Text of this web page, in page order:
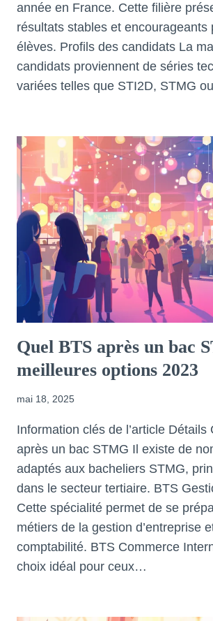
année en France. Cette filière
résultats stables et encourageants
élèves. Profils des candidats La
candidats proviennent de séries
variées telles que STI2D, STMG
Quel BTS après un bac
meilleures options 2023
mai 18, 2025
Information clés de l’article Détails
après un bac STMG Il existe de
adaptés aux bacheliers STMG,
dans le secteur tertiaire. BTS
Cette spécialité permet de se
métiers de la gestion d’entreprise
comptabilité. BTS Commerce
choix idéal pour ceux…